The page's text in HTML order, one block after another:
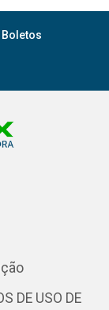
Boletos
DE USO DE